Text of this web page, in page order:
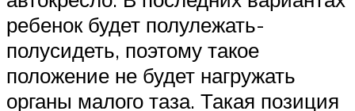
ребенок будет полулежать-
полусидеть, поэтому такое
положение не будет нагружать
органы малого таза. Такая позиция